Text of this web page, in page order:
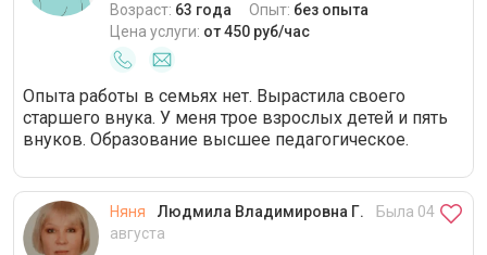
Возраст: 63 года Опыт: без опыта
Цена услуги: от 450 руб/час
Опыта работы в семьях нет. Вырастила своего
старшего внука. У меня трое взрослых детей и пять
внуков. Образование высшее педагогическое.
Няня Людмила Владимировна Г.
Была 04
августа